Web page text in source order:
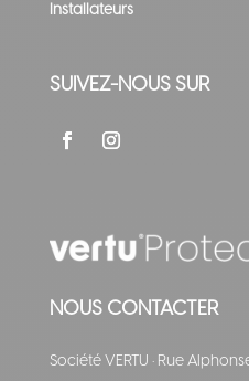
Installateurs
SUIVEZ-NOUS SUR
NOUS CONTACTER
Société VERTU ·Rue